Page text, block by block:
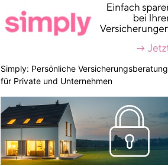
Simply: Persönliche Versicherungsberatung
für Private und Unternehmen